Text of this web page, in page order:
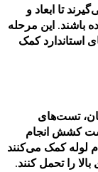
تا ابعاد و
باشند. این مرحله
استاندارد کمک
تست‌های
کشش انجام
لوله کمک می‌کنند
را تحمل کنند.